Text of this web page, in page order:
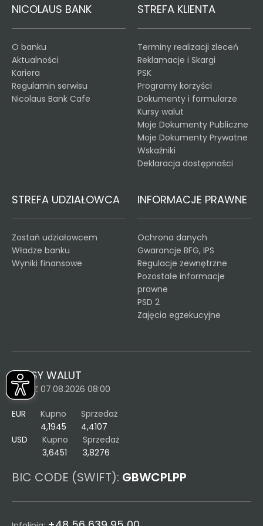
NICOLAUS BANK
O banku
Aktualności
Kariera
Regulamin serwisu
Nicolaus Bank Cafe
STREFA KLIENTA
Terminy realizacji zleceń
Reklamacje i Skargi
PSK
Programy korzyści
Dokumenty i formularze
Kursy walut
Moje Dokumenty Publiczne
Moje Dokumenty Prywatne
Wskaźniki
Deklaracja dostępności
STREFA UDZIAŁOWCA
Zostań udziałowcem
Władze banku
Wyniki finansowe
INFORMACJE PRAWNE
Ochrona danych
Gwarancje BFG, IPS
Regulacje zewnętrzne
Pozostałe informacje
prawne
PSD 2
Zajęcia egzekucyjne
KURSY WALUT
KURS Z 07.08.2026 08:00
EUR
Kupno
4,1945
Sprzedaż
4,4107
USD
Kupno
3,6451
Sprzedaż
3,8276
BIC CODE (SWIFT): GBWCPLPP